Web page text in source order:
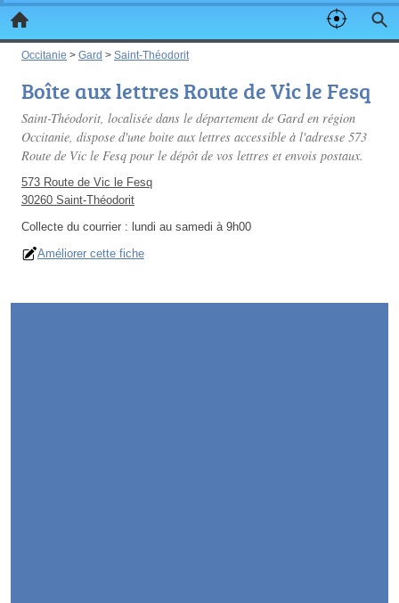
Occitanie > Gard > Saint-Théodorit
Boîte aux lettres Route de Vic le Fesq
Saint-Théodorit, localisée dans le département de Gard en région
Occitanie, dispose d'une boite aux lettres accessible à l'adresse 573
Route de Vic le Fesq pour le dépôt de vos lettres et envois postaux.
573 Route de Vic le Fesq
30260 Saint-Théodorit
Collecte du courrier : lundi au samedi à 9h00
Améliorer cette fiche